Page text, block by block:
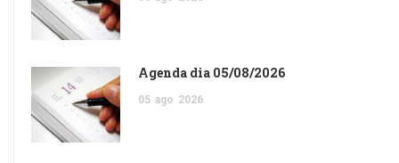
Agenda dia 05/08/2026
05 ago 2026